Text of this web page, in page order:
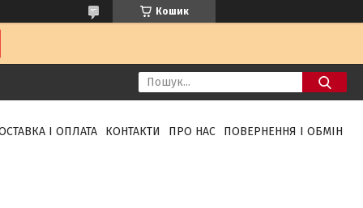
Кошик
І ОПЛАТА КОНТАКТИ ПРО НАС ПОВЕРНЕННЯ І ОБМІН